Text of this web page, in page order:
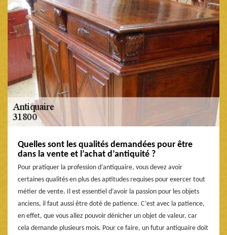
Quelles sont les qualités demandées pour être
dans la vente et l’achat d’antiquité ?
Pour pratiquer la profession d’antiquaire, vous devez avoir
certaines qualités en plus des aptitudes requises pour exercer tout
métier de vente. Il est essentiel d’avoir la passion pour les objets
anciens, il faut aussi être doté de patience. C’est avec la patience,
en effet, que vous allez pouvoir dénicher un objet de valeur, car
cela demande plusieurs mois. Pour ce faire, un futur antiquaire doit